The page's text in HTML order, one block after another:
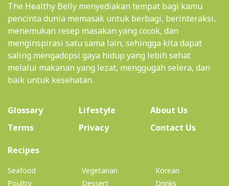
The Healthy Belly menyediakan tempat bagi kamu
pencinta dunia memasak untuk berbagi, berinteraksi,
menemukan resep masakan yang cocok, dan
menginspirasi satu sama lain, sehingga kita dapat
saling mengadopsi gaya hidup yang lebih sehat
melalui makanan yang lezat, menggugah selera, dan
baik untuk kesehatan.
Glossary Lifestyle About Us(current)
Terms
Privacy
Contact Us
Recipes(current)
Seafood
Poultry
Vegetarian
Dessert
Korean
Drinks